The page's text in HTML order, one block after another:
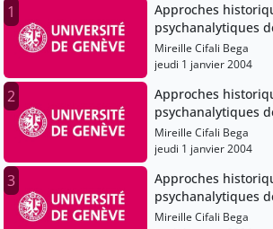
1
Approches
psychanalytiques
Mireille Cifali Bega
jeudi 1 janvier 2004
2
Approches
psychanalytiques
Mireille Cifali Bega
jeudi 1 janvier 2004
3
Approches
psychanalytiques
Mireille Cifali Bega